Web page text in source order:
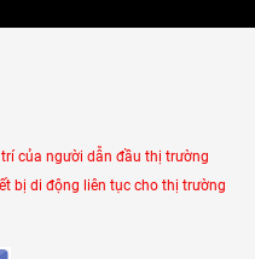
của người dẫn đầu thị trường
bị di động liên tục cho thị trường